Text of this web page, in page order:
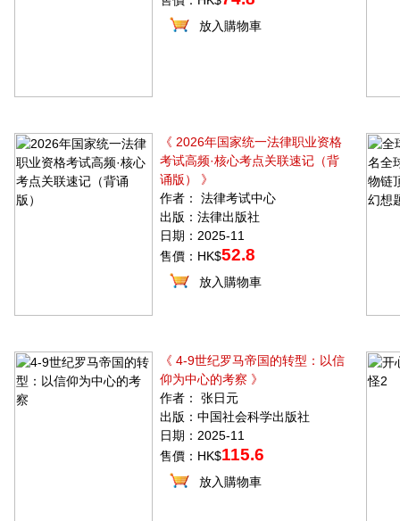
放入購物車
《 2026年国家统一法律职业资格
考试高频·核心考点关联速记（背
诵版） 》
作者： 法律考试中心
出版：法律出版社
日期：2025-11
售價：HK$52.8
放入購物車
《 4-9世纪罗马帝国的转型：以信
仰为中心的考察 》
作者： 张日元
出版：中国社会科学出版社
日期：2025-11
售價：HK$115.6
放入購物車